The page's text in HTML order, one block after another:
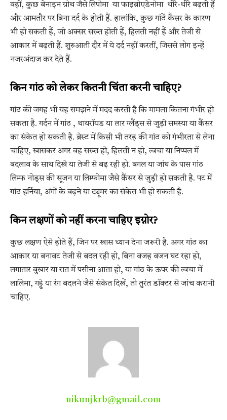
वहीं, कुछ बेनाइन ग्रोथ जैसे लिपोमा या फाइब्रोएडेनोमा धीरे-धीरे बढ़ती हैं
और आमतौर पर बिना दर्द के होती हैं. हालांकि, कुछ गांठें कैंसर के कारण
भी हो सकती हैं, जो अक्सर सख्त होती हैं, हिलती नहीं हैं और तेजी से
आकार में बढ़ती हैं. शुरुआती दौर में ये दर्द नहीं करतीं, जिससे लोग इन्हें
नजरअंदाज कर देते हैं.
किन गांठ को लेकर कितनी चिंता करनी चाहिए?
गांठ की जगह भी यह समझने में मदद करती है कि मामला कितना गंभीर हो
सकता है. गर्दन में गांठ , थायरॉयड या लार ग्लैंड्स से जुड़ी समस्या या कैंसर
का संकेत हो सकती है. ब्रेस्ट में किसी भी तरह की गांठ को गंभीरता से लेना
चाहिए, खासकर अगर वह सख्त हो, हिलती न हो, त्वचा या निप्पल में
बदलाव के साथ दिखे या तेजी से बढ़ रही हो. बगल या जांघ के पास गांठ
लिम्फ नोड्स की सूजन या लिम्फोमा जैसे कैंसर से जुड़ी हो सकती है. पट में
गांठ हर्निया, अंगों के बढ़ने या ट्यूमर का संकेत भी हो सकती है.
किन लक्षणों को नहीं करना चाहिए इग्नोर?
कुछ लक्षण ऐसे होते हैं, जिन पर खास ध्यान देना जरूरी है. अगर गांठ का
आकार या बनावट तेजी से बदल रही हो, बिना वजह वजन घट रहा हो,
लगातार बुखार या रात में पसीना आता हो, या गांठ के ऊपर की त्वचा में
लालिमा, गड्ढे या रंग बदलने जैसे संकेत दिखें, तो तुरंत डॉक्टर से जांच करानी
चाहिए.
nikunjkrb@gmail.com